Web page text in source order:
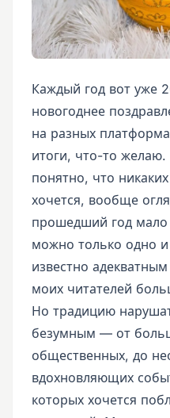
Каждый год вот уже
новогоднее
на разных
итоги, что-то
понятно, что
хочется, вообще
прошедший год
можно только одно
известно
моих читателей
Но традицию
безумным — от
общественных, до
вдохновляющих
которых хочется